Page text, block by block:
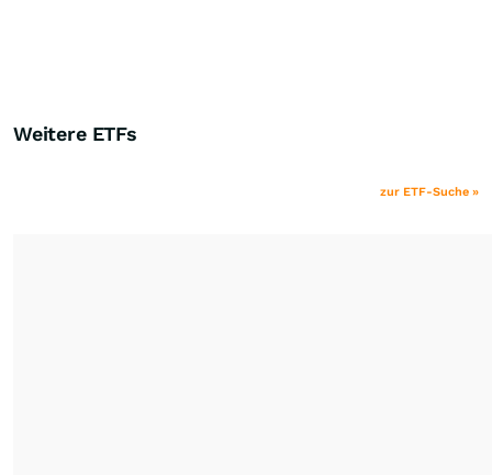
Weitere ETFs
zur ETF-Suche »